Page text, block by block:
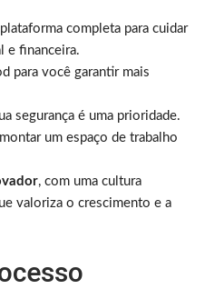
completa para cuidar
e financeira.
para você garantir mais
segurança é uma prioridade.
um espaço de trabalho
, com uma cultura
valoriza o crescimento e a